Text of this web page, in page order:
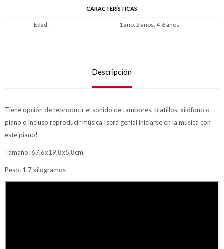
CARACTERÍSTICAS
Edad 1 año, 2 años, 4-6 años
Descripción
Tiene opción de reproducir el sonido de tambores, platillos, xilófono o
piano o incluso reproducir música ¡será genial iniciarse en la música con
este piano!
Tamaño: 67,6x19,8x5,8cm
Peso: 1,7 kilogramos